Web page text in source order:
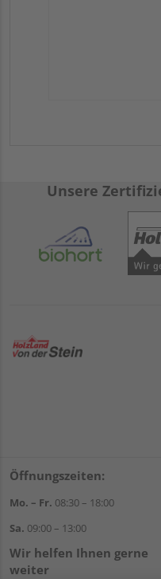
Unsere
Öffnungszeiten:
Mo. – Fr. 08:30 – 18:00
Sa. 09:00 – 13:00
Wir helfen Ihnen gerne
weiter